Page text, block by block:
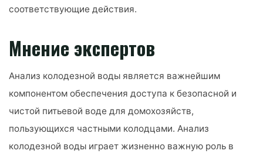
соответствующие действия.
Мнение экспертов
Анализ колодезной воды является важнейшим
компонентом обеспечения доступа к безопасной и
чистой питьевой воде для домохозяйств,
пользующихся частными колодцами. Анализ
колодезной воды играет жизненно важную роль в